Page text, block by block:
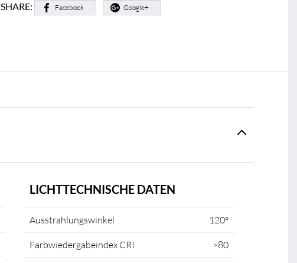
SHARE: Facebook Google+
LICHTTECHNISCHE DATEN
Ausstrahlungswinkel 120°
Farbwiedergabeindex CRI >80